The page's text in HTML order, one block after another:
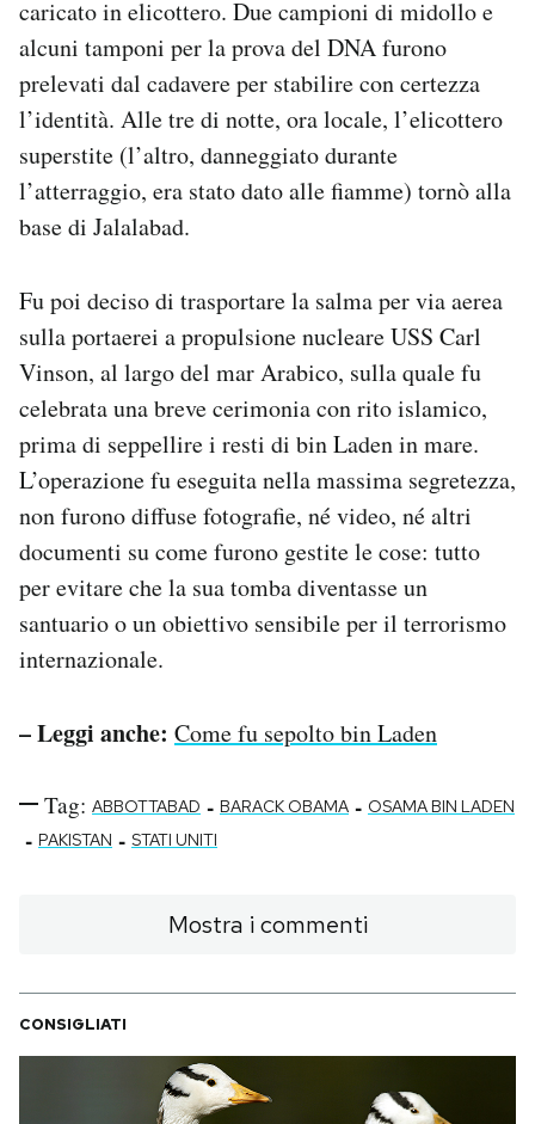
caricato in elicottero. Due campioni di midollo e
alcuni tamponi per la prova del DNA furono
prelevati dal cadavere per stabilire con certezza
l’identità. Alle tre di notte, ora locale, l’elicottero
superstite (l’altro, danneggiato durante
l’atterraggio, era stato dato alle fiamme) tornò alla
base di Jalalabad.
Fu poi deciso di trasportare la salma per via aerea
sulla portaerei a propulsione nucleare USS Carl
Vinson, al largo del mar Arabico, sulla quale fu
celebrata una breve cerimonia con rito islamico,
prima di seppellire i resti di bin Laden in mare.
L’operazione fu eseguita nella massima segretezza,
non furono diffuse fotografie, né video, né altri
documenti su come furono gestite le cose: tutto
per evitare che la sua tomba diventasse un
santuario o un obiettivo sensibile per il terrorismo
internazionale.
– Leggi anche: Come fu sepolto bin Laden
Tag: ABBOTTABAD - BARACK OBAMA - OSAMA BIN LADEN
- PAKISTAN - STATI UNITI
Mostra i commenti
CONSIGLIATI